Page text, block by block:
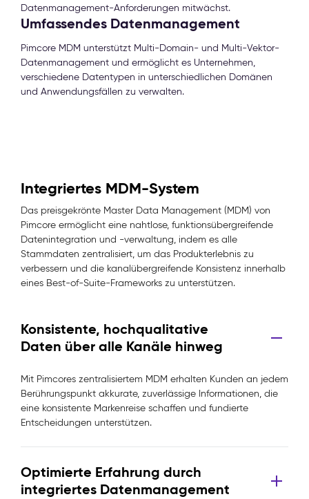
Datenmanagement-Anforderungen mitwächst.
Umfassendes Datenmanagement
Pimcore MDM unterstützt Multi-Domain- und Multi-Vektor-
Datenmanagement und ermöglicht es Unternehmen,
verschiedene Datentypen in unterschiedlichen Domänen
und Anwendungsfällen zu verwalten.
Integriertes MDM-System
Das preisgekrönte Master Data Management (MDM) von
Pimcore ermöglicht eine nahtlose, funktionsübergreifende
Datenintegration und -verwaltung, indem es alle
Stammdaten zentralisiert, um das Produkterlebnis zu
verbessern und die kanalübergreifende Konsistenz innerhalb
eines Best-of-Suite-Frameworks zu unterstützen.
Konsistente, hochqualitative
Daten über alle Kanäle hinweg
Mit Pimcores zentralisiertem MDM erhalten Kunden an jedem
Berührungspunkt akkurate, zuverlässige Informationen, die
eine konsistente Markenreise schaffen und fundierte
Entscheidungen unterstützen.
Optimierte Erfahrung durch
integriertes Datenmanagement